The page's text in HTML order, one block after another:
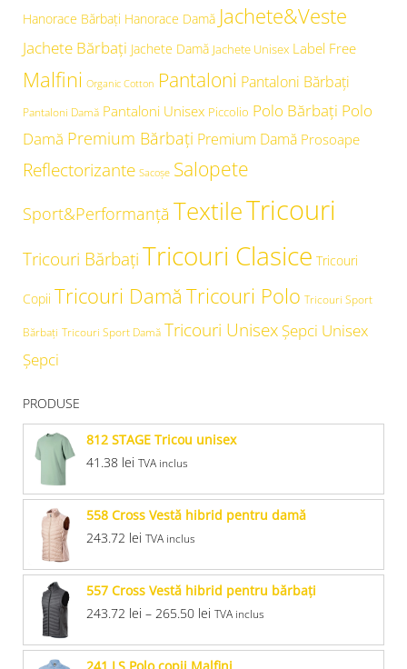
Hanorace Bărbați Hanorace Damă Jachete&Veste
Jachete Bărbați Jachete Damă Jachete Unisex Label Free
Malfini Organic Cotton Pantaloni Pantaloni Bărbați
Pantaloni Damă Pantaloni Unisex Piccolio Polo Bărbați Polo
Damă Premium Bărbați Premium Damă Prosoape
Reflectorizante Sacoșe Salopete
Sport&Performanță TextileTricouri
Tricouri BărbațiTricouri Clasice Tricouri
Copii Tricouri Damă Tricouri Polo Tricouri Sport
Bărbați Tricouri Sport Damă Tricouri Unisex Şepci Unisex
Șepci
PRODUSE
812 STAGE Tricou unisex
41.38 lei TVA inclus
558 Cross Vestă hibrid pentru damă
243.72 lei TVA inclus
557 Cross Vestă hibrid pentru bărbaţi
243.72 lei – 265.50 lei TVA inclus